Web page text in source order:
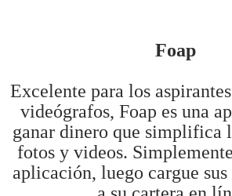
Foap
Excelente para los
videógrafos, Foap es una
ganar dinero que simplifica
fotos y videos.
aplicación, luego cargue